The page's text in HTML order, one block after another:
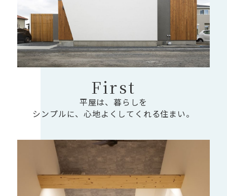
First
平屋は、暮らしを
シンプルに、心地よくしてくれる住まい。